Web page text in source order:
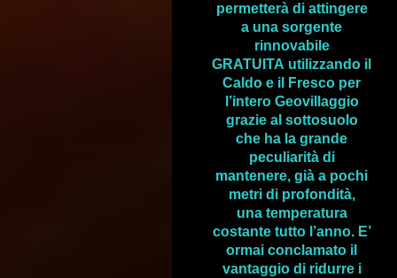
permetterà di attingere
a una sorgente
rinnovabile
GRATUITA utilizzando il
Caldo e il Fresco per
l’intero Geovillaggio
grazie al sottosuolo
che ha la grande
peculiarità di
mantenere, già a pochi
metri di profondità,
una temperatura
costante tutto l’anno. E’
ormai conclamato il
vantaggio di ridurre i